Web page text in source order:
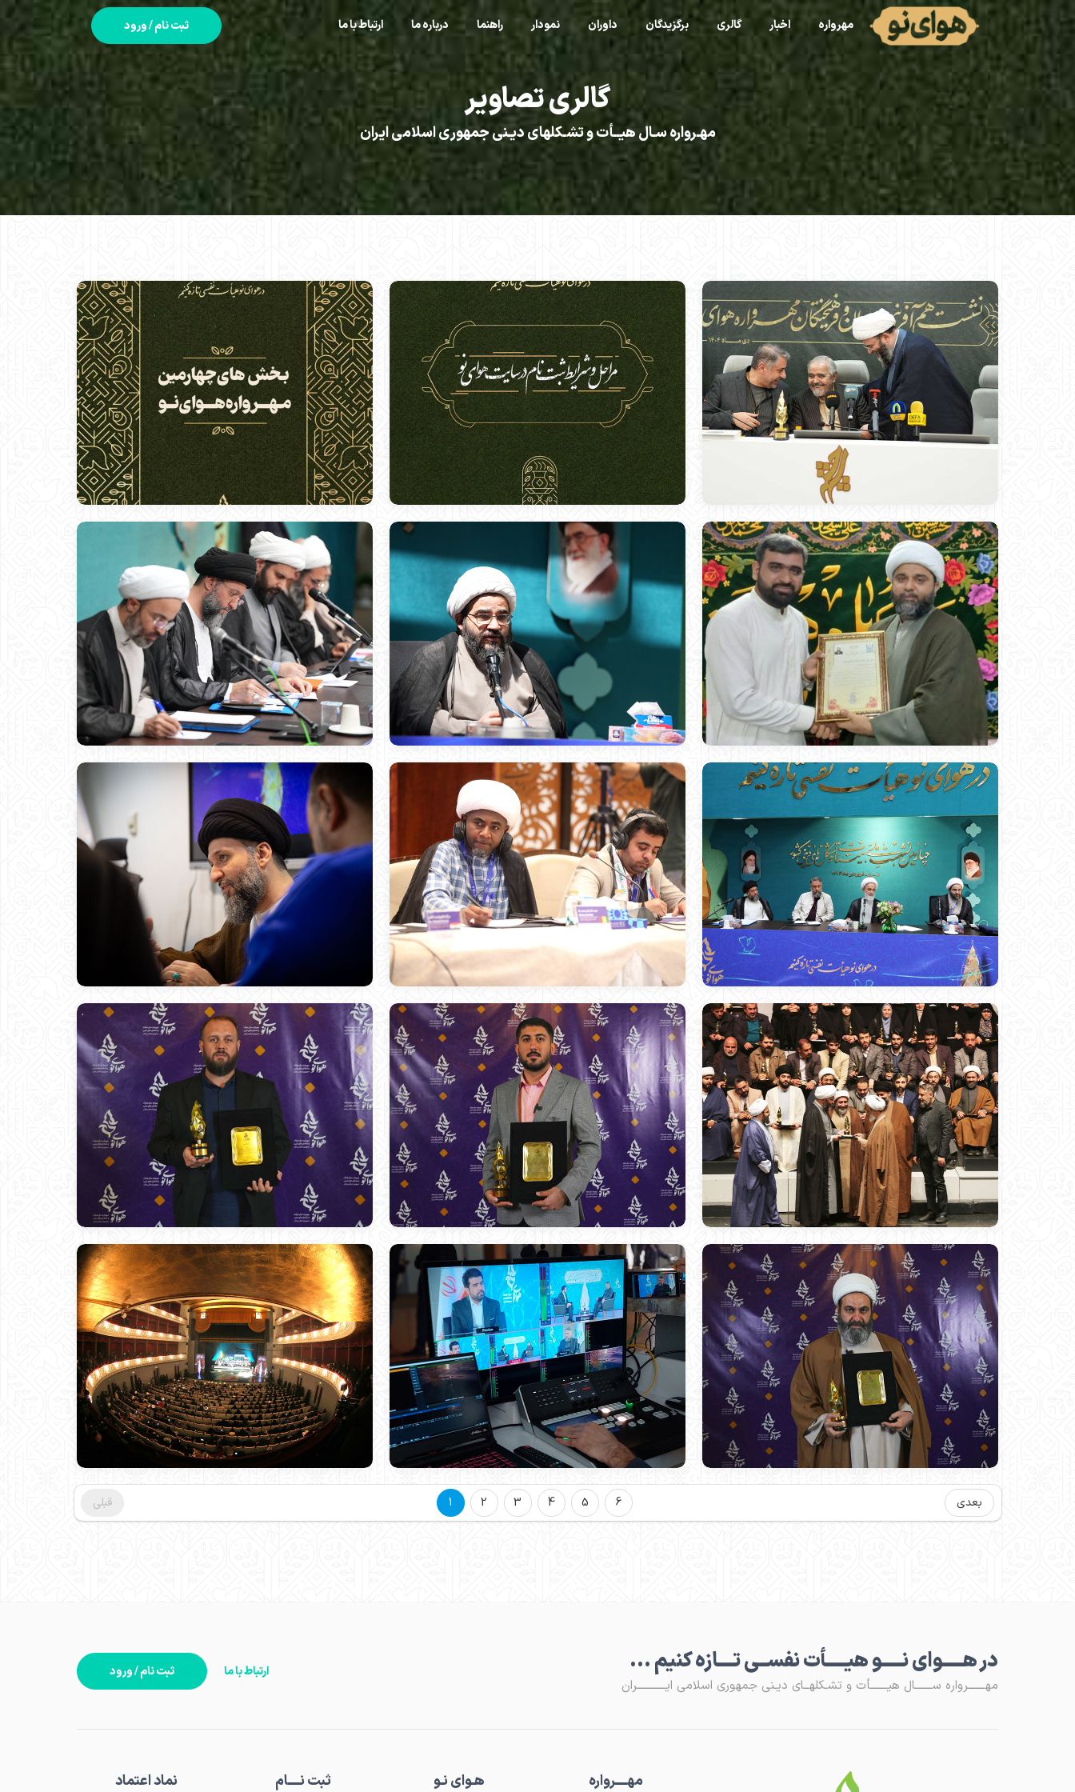
مهرواره اخبار گالری برگزیدگان داوران نمودار راهنما درباره ما ارتباط با ما ثبت نام / ورود
گالری تصاویر
مهـرواره سـال هیــأت و تشـکلهای دیـنی جمهوری اسلامی ایران
قبلی بعدی 1 2 3 4 5 6
در هـــــوای نـــــو هیـــــأت نفســی تــــازه کنیم ...
مهـــــــرواره ســـــــال هیـــــــأت و تشـکلهــای دیـنی جمهوری اسلامی ایــــــــــــران
ثبت نام / ورود ارتباط با ما
مهـــــرواره هـوای نـو ثبت نـــــام نماد اعتماد